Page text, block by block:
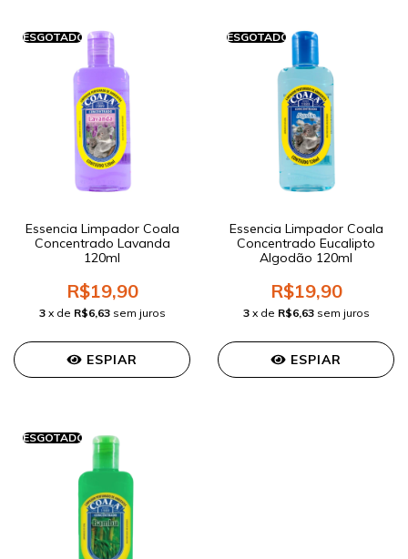
ESGOTADO
Essencia Limpador Coala
Concentrado Lavanda
120ml
R$19,90
3 x de R$6,63 sem juros
ESPIAR
ESGOTADO
Essencia Limpador Coala
Concentrado Eucalipto
Algodão 120ml
R$19,90
3 x de R$6,63 sem juros
ESPIAR
ESGOTADO